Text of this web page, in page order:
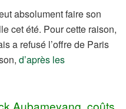
absolument faire son
cet été. Pour cette raison,
a refusé l’offre de Paris
d’après les
Aubameyang, coûts